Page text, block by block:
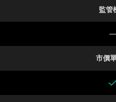
監管
—
市價